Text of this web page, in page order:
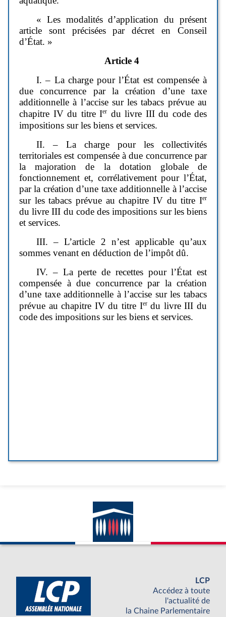
LCP
Accédez à toute
l'actualité de
la Chaine Parlementaire